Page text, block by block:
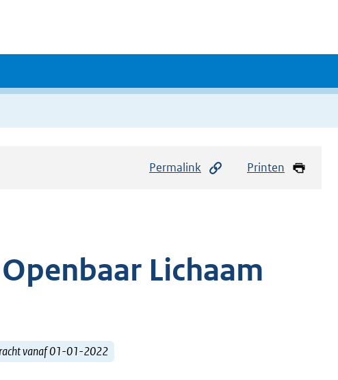
Permalink Printen
Lichaam
vanaf 01-01-2022